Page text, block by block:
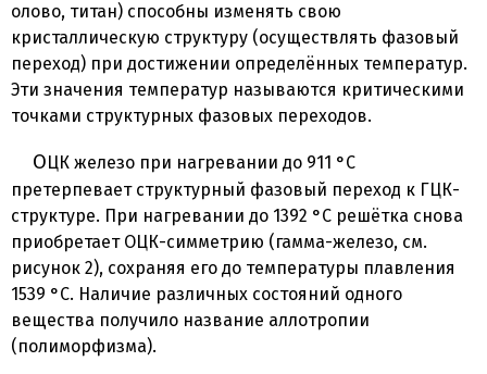
олово, титан) способны изменять свою
кристаллическую структуру (осуществлять фазовый
переход) при достижении определённых температур.
Эти значения температур называются критическими
точками структурных фазовых переходов.
ОЦК железо при нагревании до 911 °C
претерпевает структурный фазовый переход к ГЦК-
структуре. При нагревании до 1392 °C решётка снова
приобретает ОЦК-симметрию (гамма-железо, см.
рисунок 2), сохраняя его до температуры плавления
1539 °C. Наличие различных состояний одного
вещества получило название аллотропии
(полиморфизма).